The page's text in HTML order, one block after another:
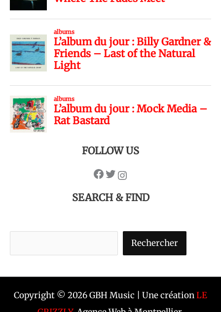
FOLLOW US
SEARCH & FIND
Rechercher
Copyright © 2026 GBH Music | Une créationLE